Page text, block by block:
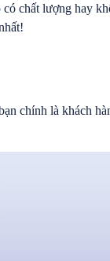
có chất lượng hay
chính là khách